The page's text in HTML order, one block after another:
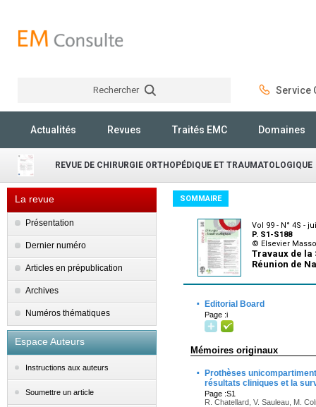
Rechercher Service
Actualités Revues Traités EMC Domaines
REVUE DE CHIRURGIE ORTHOPÉDIQUE ET TRAUMATOLOGIQUE
La revue
Présentation
Dernier numéro
Articles en prépublication
Archives
Numéros thématiques
Espace Auteurs
Instructions aux auteurs
Soumettre un article
SOMMAIRE
Vol 99 - N° 4S -
P. S1-S188
© Elsevier
Travaux de la
Réunion de
· Editorial Board
Page :i
Mémoires originaux
·
Prothèses
résultats cliniques et la
Page :S1
R. Chatellard, V. Sauleau, M.